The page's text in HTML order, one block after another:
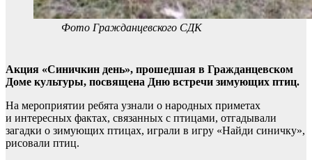
Фото Гражданцевского СДК
Акция «Синичкин день», прошедшая в Гражданцевском
Доме культуры, посвящена Дню встречи зимующих птиц.
На мероприятии ребята узнали о народных приметах
и интересных фактах, связанных с птицами, отгадывали
загадки о зимующих птицах, играли в игру «Найди синичку»,
рисовали птиц.